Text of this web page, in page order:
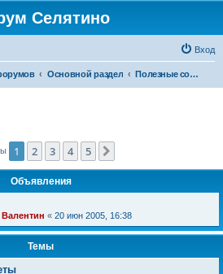
Селятино
Вход
Основной раздел Полезные советы
1 2 3 4 5
Объявления
Валентин « 20 июн 2005, 16:38
Темы